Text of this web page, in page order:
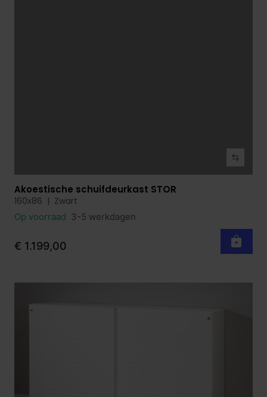
Bekijk product
Akoestische schuifdeurkast STOR
160x86 | Zwart
Op voorraad 3-5 werkdagen
€ 1.199,00